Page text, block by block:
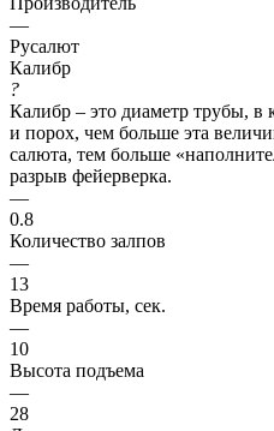
—
Русалют
Калибр
?
Калибр – это диаметр трубы, в
и порох, чем больше эта
салюта, тем больше
разрыв фейерверка.
—
0.8
Количество залпов
—
13
Время работы, сек.
—
10
Высота подъема
—
28